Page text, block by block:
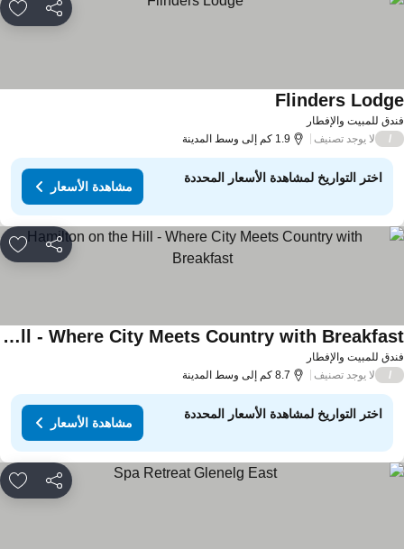
مشاركة
للمبيت والإفطار
Flinders
لا يوجد تصنيف 1.9 كم إلى وسط المدينة
اختر التواريخ لمشاهدة الأسعار المحددة
مشاهدة الأسعار
مشاركة
للمبيت والإفطار
Hamilton on the Hill - Where City Meets Country with Breakfast
لا يوجد تصنيف 8.7 كم إلى وسط المدينة
اختر التواريخ لمشاهدة الأسعار المحددة
مشاهدة الأسعار
مشاركة